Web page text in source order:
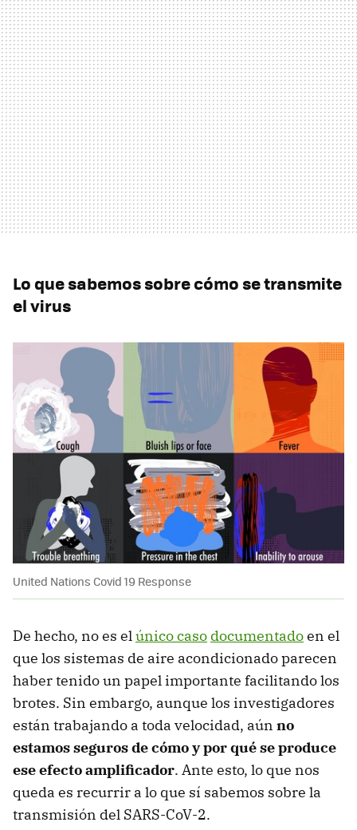
Lo que sabemos sobre cómo se transmite
el virus
United Nations Covid 19 Response
De hecho, no es elúnico caso documentadoen el
que los sistemas de aire acondicionado parecen
haber tenido un papel importante facilitando los
brotes. Sin embargo, aunque los investigadores
están trabajando a toda velocidad, aún no
estamos seguros de cómo y por qué se produce
ese efecto amplificador. Ante esto, lo que nos
queda es recurrir a lo que sí sabemos sobre la
transmisión del SARS-CoV-2.